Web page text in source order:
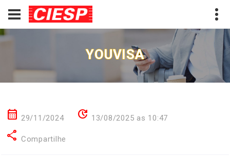
YOUVISA
calendar_month 29/11/2024 update 13/08/2025 as 10:47
share Compartilhe